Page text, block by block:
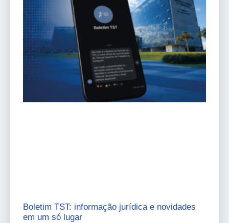
Boletim TST: informação jurídica e novidades
em um só lugar